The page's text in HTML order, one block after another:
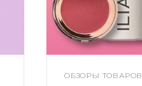
ОБЗОРЫ ТОВАРОВ